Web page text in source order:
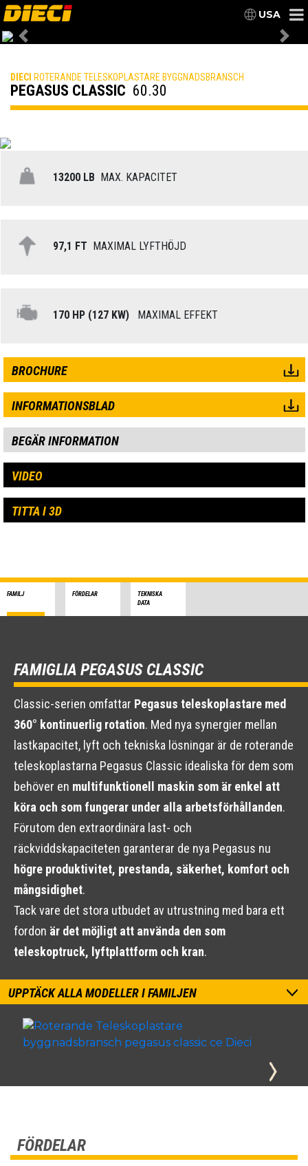
USA
Previous
DIECI ROTERANDE TELESKOPLASTARE BYGGNADSBRANSCH
PEGASUS CLASSIC 60.30
13200 LB MAX. KAPACITET
97,1 FT MAXIMAL LYFTHÖJD
170 HP (127 KW) MAXIMAL EFFEKT
BROCHURE
INFORMATIONSBLAD
BEGÄR INFORMATION
VIDEO
TITTA I 3D
FAMILJ FÖRDELAR
TEKNISKA
DATA
FAMIGLIA PEGASUS CLASSIC
Classic-serien omfattar Pegasus teleskoplastare med
360° kontinuerlig rotation. Med nya synergier mellan
lastkapacitet, lyft och tekniska lösningar är de roterande
teleskoplastarna Pegasus Classic idealiska för dem som
behöver en multifunktionell maskin som är enkel att
köra och som fungerar under alla arbetsförhållanden.
Förutom den extraordinära last- och
räckviddskapaciteten garanterar de nya Pegasus nu
högre produktivitet, prestanda, säkerhet, komfort och
mångsidighet.
Tack vare det stora utbudet av utrustning med bara ett
fordon är det möjligt att använda den som
teleskoptruck, lyftplattform och kran.
UPPTÄCK ALLA MODELLER I FAMILJEN
FÖRDELAR